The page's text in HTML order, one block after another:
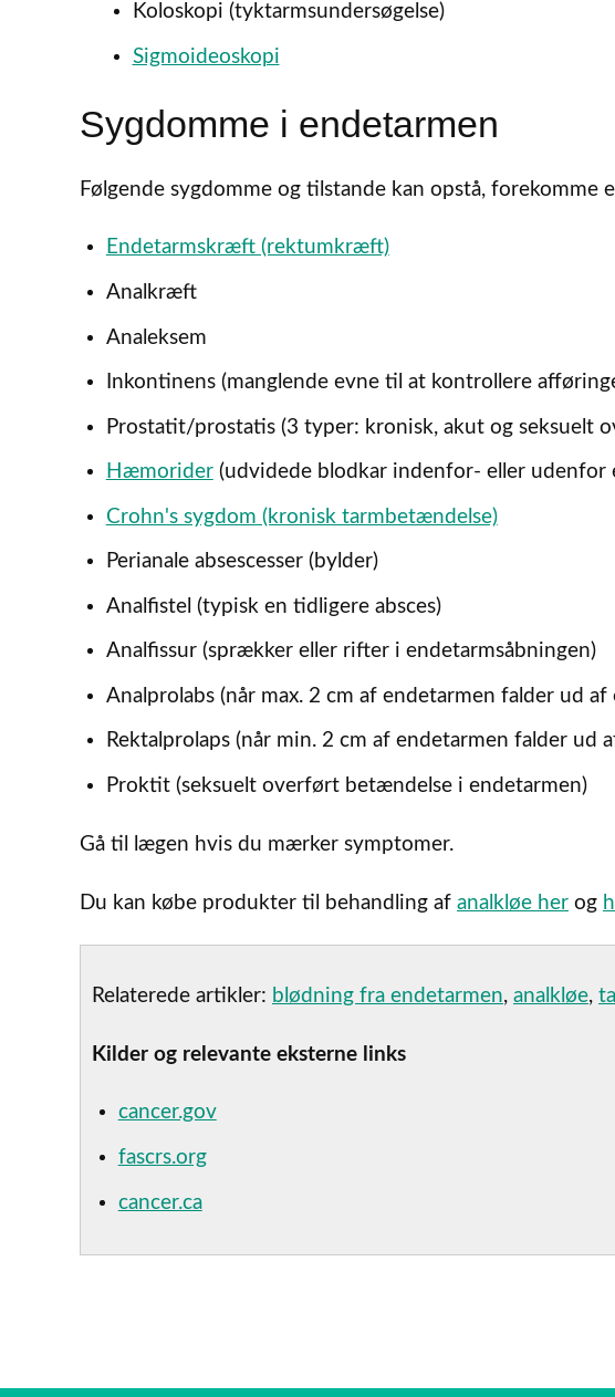
Koloskopi (tyktarmsundersøgelse)
Sigmoideoskopi
Sygdomme i endetarmen
Følgende sygdomme og tilstande kan opstå, forekomme
Endetarmskræft (rektumkræft)
Analkræft
Analeksem
Inkontinens (manglende evne til at kontrollere
Prostatit/prostatis (3 typer: kronisk, akut og seksuelt
Hæmorider(udvidede blodkar indenfor- eller udenfor
Crohn's sygdom (kronisk tarmbetændelse)
Perianale absescesser (bylder)
Analfistel (typisk en tidligere absces)
Analfissur (sprækker eller rifter i endetarmsåbningen)
Analprolabs (når max. 2 cm af endetarmen falder ud
Rektalprolaps (når min. 2 cm af endetarmen falder ud
Proktit (seksuelt overført betændelse i endetarmen)
Gå til lægen hvis du mærker symptomer.
Du kan købe produkter til behandling af analkløe her og
Relaterede artikler: blødning fra endetarmen, analkløe,
Kilder og relevante eksterne links
cancer.gov
fascrs.org
cancer.ca